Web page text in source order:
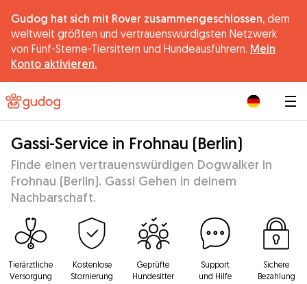
Gudog hat sich mit Rover zusammengeschlossen, dem
weltweit größten und vertrauenswürdigsten Netzwerk
von Fünf-Sterne-Tiersittern und Hundeausführern. Mein
Konto aktivieren.
Gassi-Service in Frohnau (Berlin)
Finde einen vertrauenswürdigen Dogwalker in
Frohnau (Berlin). Gassi Gehen in deinem
Nachbarschaft.
Tierärztliche
Versorgung
Kostenlose
Stornierung
Geprüfte
Hundesitter
Support
und Hilfe
Sichere
Bezahlung